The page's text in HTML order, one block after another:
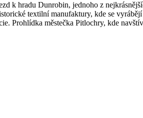
k hradu Dunrobin, jednoho z
textilní manufaktury, kde se
Prohlídka městečka Pitlochry, kde